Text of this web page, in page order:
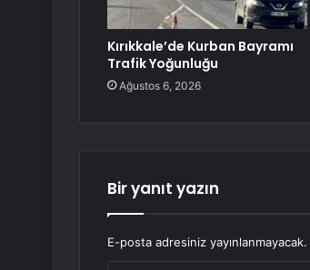
Kırıkkale’de Kurban Bayramı
Trafik Yoğunluğu
Ağustos 6, 2026
Bir yanıt yazın
E-posta adresiniz yayınlanmayacak.